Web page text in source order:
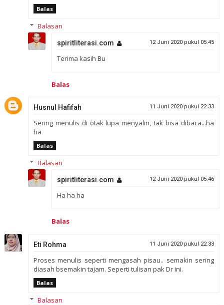
Balas
Balasan
spiritliterasi.com 12 Juni 2020 pukul 05.45
Terima kasih Bu
Balas
Husnul Hafifah 11 Juni 2020 pukul 22.33
Sering menulis di otak lupa menyalin, tak bisa dibaca...ha
ha
Balas
Balasan
spiritliterasi.com 12 Juni 2020 pukul 05.46
Ha ha ha
Balas
Eti Rohma 11 Juni 2020 pukul 22.33
Proses menulis seperti mengasah pisau.. semakin sering
diasah bsemakin tajam. Seperti tulisan pak Dr ini.
Balas
Balasan